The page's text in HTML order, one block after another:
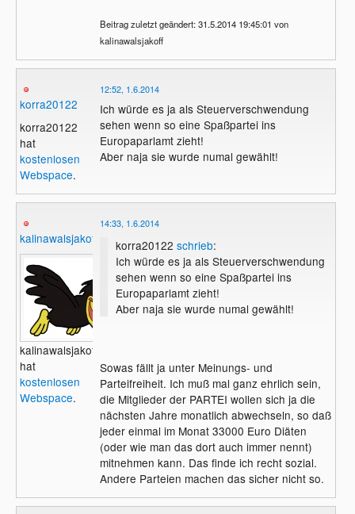
Beitrag zuletzt geändert: 31.5.2014 19:45:01 von
kalinawalsjakoff
korra20122
korra20122
hat
kostenlosen
Webspace.
12:52, 1.6.2014
Ich würde es ja als Steuerverschwendung
sehen wenn so eine Spaßpartei ins
Europaparlamt zieht!
Aber naja sie wurde numal gewählt!
kalinawalsjakoff
kalinawalsjakoff
hat
kostenlosen
Webspace.
14:33, 1.6.2014
korra20122 schrieb:
Ich würde es ja als Steuerverschwendung
sehen wenn so eine Spaßpartei ins
Europaparlamt zieht!
Aber naja sie wurde numal gewählt!
Sowas fällt ja unter Meinungs- und
Parteifreiheit. Ich muß mal ganz ehrlich sein,
die Mitglieder der PARTEI wollen sich ja die
nächsten Jahre monatlich abwechseln, so daß
jeder einmal im Monat 33000 Euro Diäten
(oder wie man das dort auch immer nennt)
mitnehmen kann. Das finde ich recht sozial.
Andere Parteien machen das sicher nicht so.